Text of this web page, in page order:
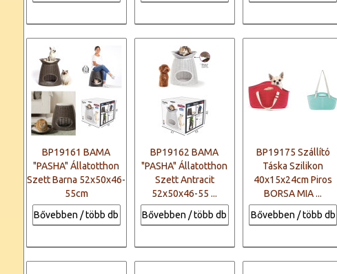
BP19161 BAMA
"PASHA" Állatotthon
Szett Barna 52x50x46-
55cm
Bővebben / több db
BP19162 BAMA
"PASHA" Állatotthon
Szett Antracit
52x50x46-55 ...
Bővebben / több db
BP19175 Szállító
Táska Szilikon
40x15x24cm Piros
BORSA MIA ...
Bővebben / több db